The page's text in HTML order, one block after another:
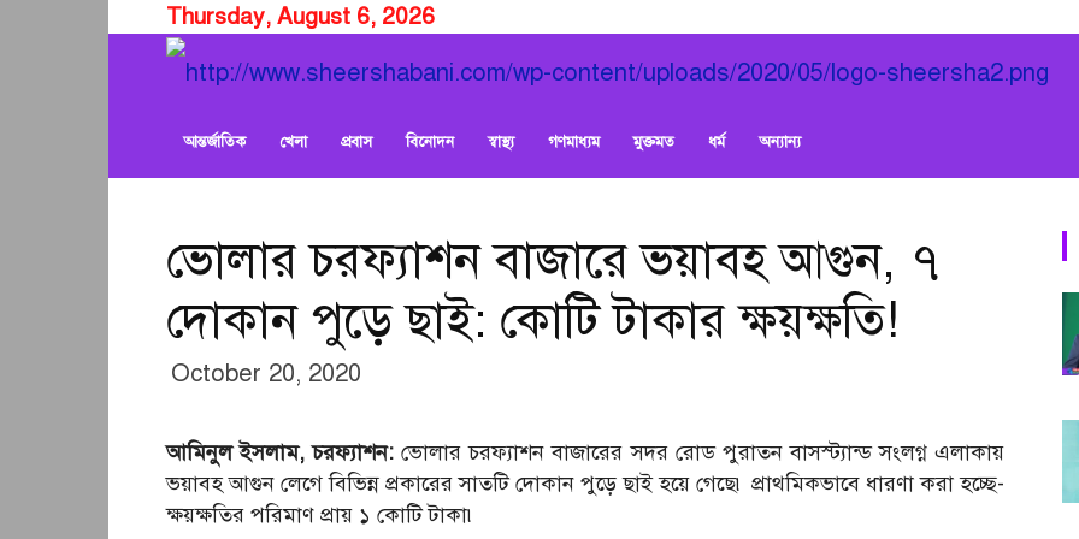
Thursday, August 6, 2026
আন্তর্জাতিক খেলা প্রবাস বিনোদন স্বাস্থ্য গণমাধ্যম মুক্তমত ধর্ম অন্যান্য
ভোলার চরফ্যাশন বাজারে ভয়াবহ আগুন, ৭
দোকান পুড়ে ছাই: কোটি টাকার ক্ষয়ক্ষতি!
October 20, 2020
আমিনুল ইসলাম, চরফ্যাশন: ভোলার চরফ্যাশন বাজারের সদর রোড পুরাতন বাসস্ট্যান্ড সংলগ্ন এলাকায়
ভয়াবহ আগুন লেগে বিভিন্ন প্রকারের সাতটি দোকান পুড়ে ছাই হয়ে গেছে৷ প্রাথমিকভাবে ধারণা করা হচ্ছে-
ক্ষয়ক্ষতির পরিমাণ প্রায় ১ কোটি টাকা৷